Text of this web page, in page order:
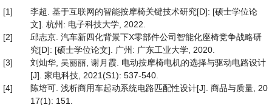
[1]
李超. 基于互联网的智能按摩椅关键技术研究[D]: [硕士学位论
文]. 杭州: 电子科技大学, 2022.
[2]
邱志京. 汽车新四化背景下X零部件公司智能化座椅竞争战略研
究[D]: [硕士学位论文]. 广州: 广东工业大学, 2020.
[3]
刘灿华, 吴丽丽, 谢月霞. 电动按摩椅电机的选择与驱动电路设计
[J]. 家电科技, 2021(S1): 537-540.
[4]
陈培可. 浅析商用车起动系统电路匹配性设计[J]. 商品与质量, 20
17(1): 151.